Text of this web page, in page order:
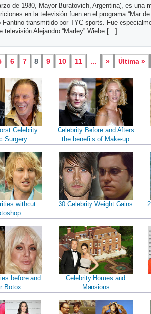
de 1980, Mayor Buratovich, Argentina), es una
en la televisión fuen en el programa “Mar de
Fantino transmitido por TYC sports. Fue
televisión Alejandro “Marley” Wiebe […]
6 7 8 9 10 11 ... » Última »
Celebrity
Surgery
Celebrity Before and Afters
the benefits of Make-up
without
30 Celebrity Weight Gains
before and
Botox
Celebrity Homes and
Mansions